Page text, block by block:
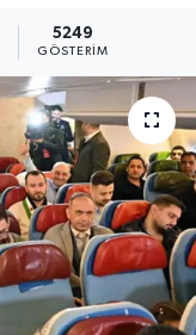
5249
GÖSTERIM